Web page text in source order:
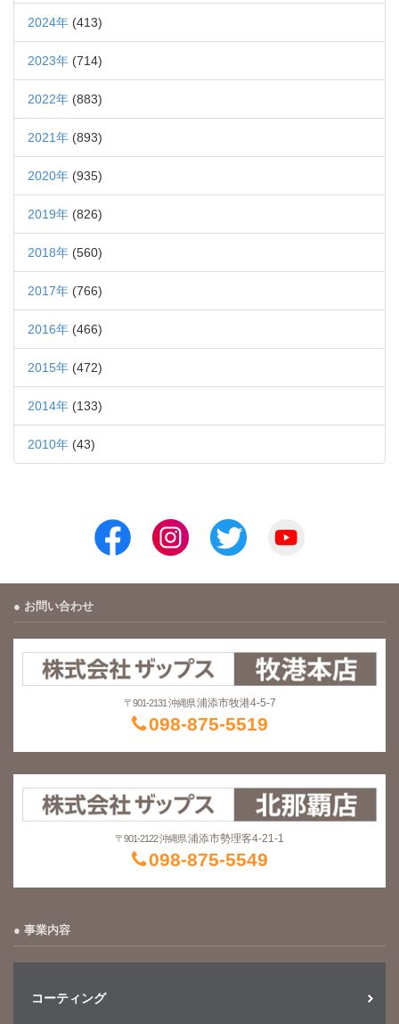
2024年 (413)
2023年 (714)
2022年 (883)
2021年 (893)
2020年 (935)
2019年 (826)
2018年 (560)
2017年 (766)
2016年 (466)
2015年 (472)
2014年 (133)
2010年 (43)
お問い合わせ
〒901-2131 沖縄県 浦添市牧港4-5-7
098-875-5519
〒901-2122 沖縄県浦添市勢理客4-21-1
098-875-5549
事業内容
コーティング